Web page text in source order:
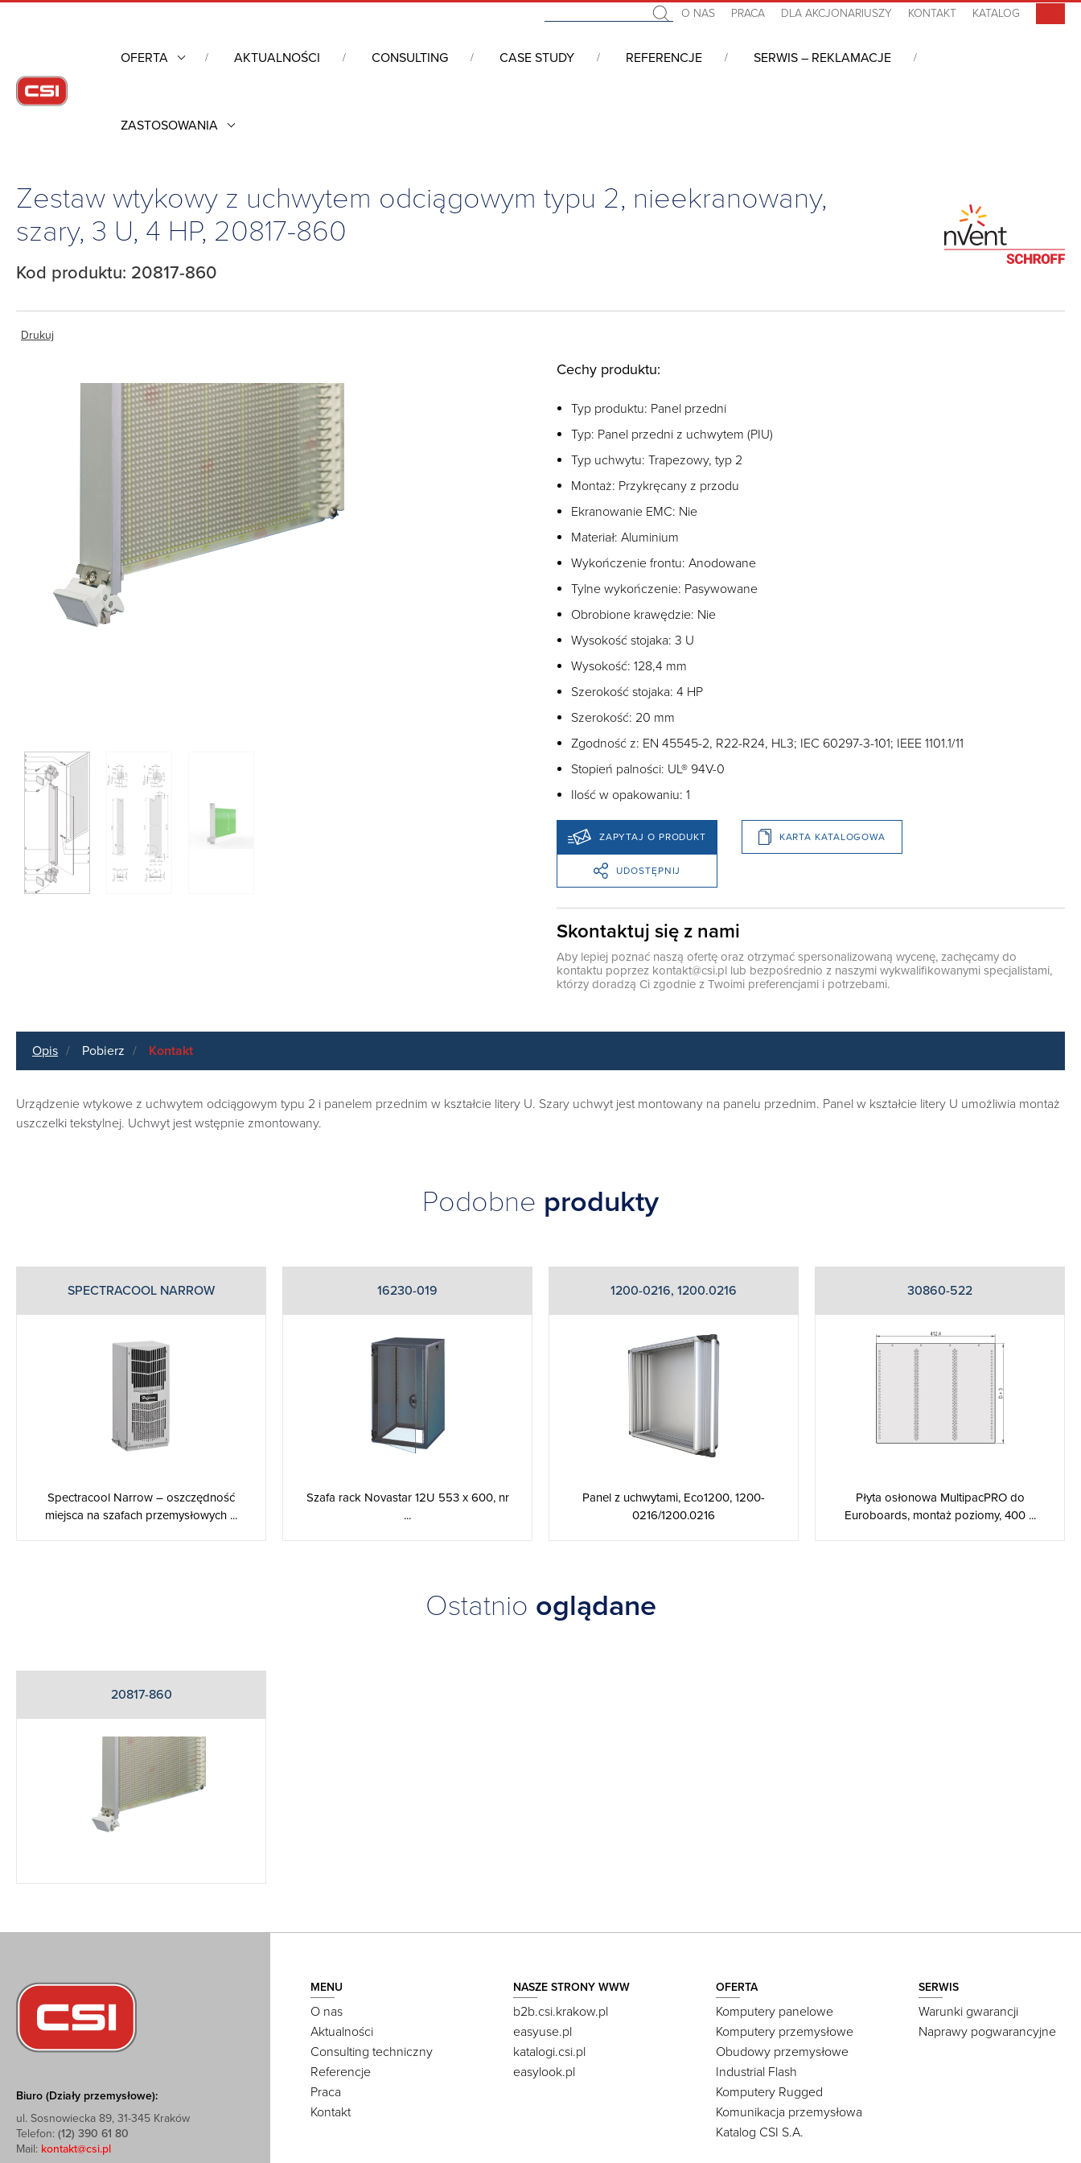
O NAS PRACA DLA AKCJONARIUSZY KONTAKT KATALOG
OFERTA AKTUALNOŚCI CONSULTING CASE STUDY REFERENCJE SERWIS – REKLAMACJE
ZASTOSOWANIA
Obudowy przemysłowe
Zestaw wtykowy z uchwytem odciągowym typu 2, nieekranowany,
szary, 3 U, 4 HP, 20817-860
Kod produktu: 20817-860
Drukuj
Cechy produktu:
Typ produktu: Panel przedni
Typ: Panel przedni z uchwytem (PIU)
Typ uchwytu: Trapezowy, typ 2
Montaż: Przykręcany z przodu
Ekranowanie EMC: Nie
Materiał: Aluminium
Wykończenie frontu: Anodowane
Tylne wykończenie: Pasywowane
Obrobione krawędzie: Nie
Wysokość stojaka: 3 U
Wysokość: 128,4 mm
Szerokość stojaka: 4 HP
Szerokość: 20 mm
Zgodność z: EN 45545-2, R22-R24, HL3; IEC 60297-3-101; IEEE 1101.1/11
Stopień palności: UL® 94V-0
Ilość w opakowaniu: 1
ZAPYTAJ O PRODUKT KARTA KATALOGOWA
UDOSTĘPNIJ
Skontaktuj się z nami
Aby lepiej poznać naszą ofertę oraz otrzymać spersonalizowaną wycenę, zachęcamy do
kontaktu poprzez kontakt@csi.pl lub bezpośrednio z naszymi wykwalifikowanymi specjalistami,
którzy doradzą Ci zgodnie z Twoimi preferencjami i potrzebami.
Opis Pobierz Kontakt
Urządzenie wtykowe z uchwytem odciągowym typu 2 i panelem przednim w kształcie litery U. Szary uchwyt jest montowany na panelu przednim. Panel w kształcie litery U umożliwia montaż
uszczelki tekstylnej. Uchwyt jest wstępnie zmontowany.
Podobne produkty
SPECTRACOOL NARROW
Spectracool Narrow – oszczędność
miejsca na szafach przemysłowych ...
16230-019
Szafa rack Novastar 12U 553 x 600, nr
...
1200-0216, 1200.0216
Panel z uchwytami, Eco1200, 1200-
0216/1200.0216
30860-522
Płyta osłonowa MultipacPRO do
Euroboards, montaż poziomy, 400 ...
Ostatnio oglądane
20817-860
Biuro (Działy przemysłowe):
ul. Sosnowiecka 89, 31-345 Kraków
Telefon: (12) 390 61 80
Mail: kontakt@csi.pl
MENU
O nas
Aktualności
Consulting techniczny
Referencje
Praca
Kontakt
NASZE STRONY WWW
b2b.csi.krakow.pl
easyuse.pl
katalogi.csi.pl
easylook.pl
OFERTA
Komputery panelowe
Komputery przemysłowe
Obudowy przemysłowe
Industrial Flash
Komputery Rugged
Komunikacja przemysłowa
Katalog CSI S.A.
SERWIS
Warunki gwarancji
Naprawy pogwarancyjne